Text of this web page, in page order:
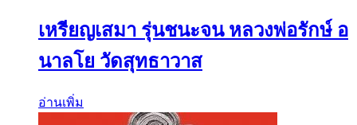
เหรียญเสมา รุ่นชนะจน หลวงพ่อรักษ์ อ
นาลโย วัดสุทธาวาส
อ่านเพิ่ม